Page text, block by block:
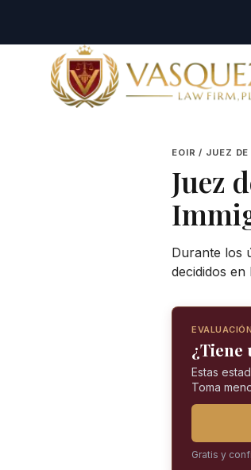
Vasquez Law Firm - Home
EOIR / JUEZ
Juez
Durante los
decididos
¿Tiene
Estas
Toma
Gratis y